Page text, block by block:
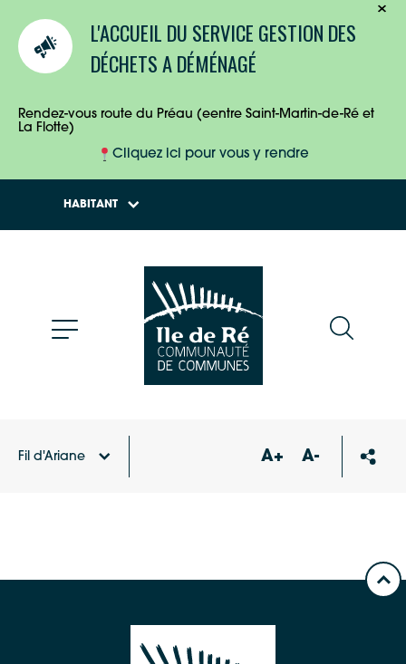
L'ACCUEIL DU SERVICE GESTION DES
DÉCHETS A DÉMÉNAGÉ
Rendez-vous route du Préau (eentre Saint-Martin-de-Ré et
La Flotte)
Cliquez ici pour vous y rendre
HABITANT
ENTREPRISES
Fil d'Ariane A+ A-